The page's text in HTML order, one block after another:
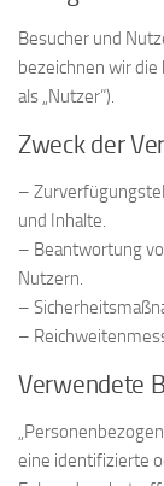
Besucher und
bezeichnen wir
als „Nutzer“).
Zweck der
–
und Inhalte.
– Beantwortung
Nutzern.
–
–
Verwendete
eine identifizierte